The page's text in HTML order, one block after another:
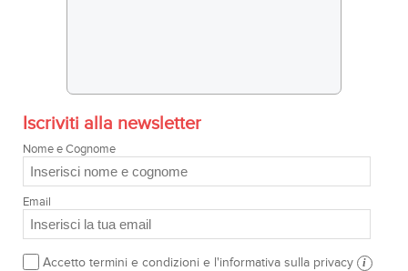
Iscriviti alla newsletter
Nome e Cognome
Email
Accetto termini e condizioni e l'informativa sulla privacy i